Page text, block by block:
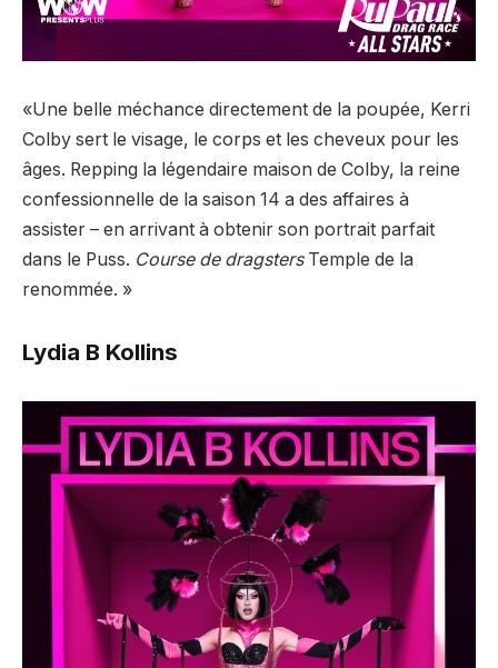
«Une belle méchance directement de la poupée, Kerri
Colby sert le visage, le corps et les cheveux pour les
âges. Repping la légendaire maison de Colby, la reine
confessionnelle de la saison 14 a des affaires à
assister – en arrivant à obtenir son portrait parfait
dans le Puss. Course de dragstersTemple de la
renommée. »
Lydia B Kollins